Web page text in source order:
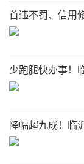
首违不罚、信用
少跑腿快办事！
降幅超九成！临